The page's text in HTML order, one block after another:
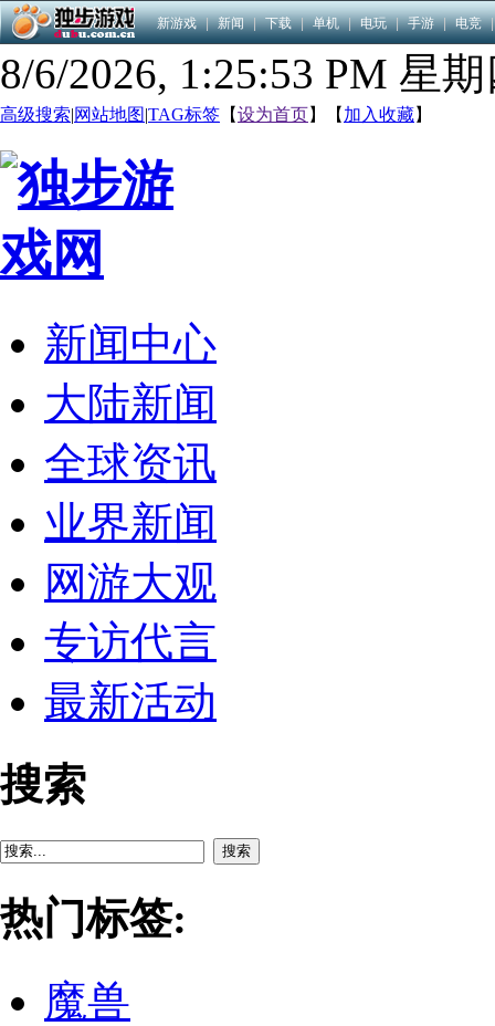
新游戏 | 新闻 | 下载 | 单机 | 电玩 | 手游 | 电竞 |
8/6/2026, 1:25:54 PM 星
高级搜索|网站地图|TAG标签 【设为首页】【 加入收藏】
新闻中心
大陆新闻
全球资讯
业界新闻
网游大观
专访代言
最新活动
搜索
搜索
热门标签:
魔兽